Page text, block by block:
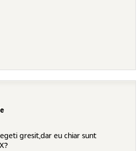
gresit,dar eu chiar sunt